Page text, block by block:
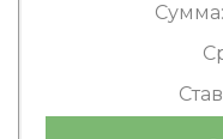
Сумма: